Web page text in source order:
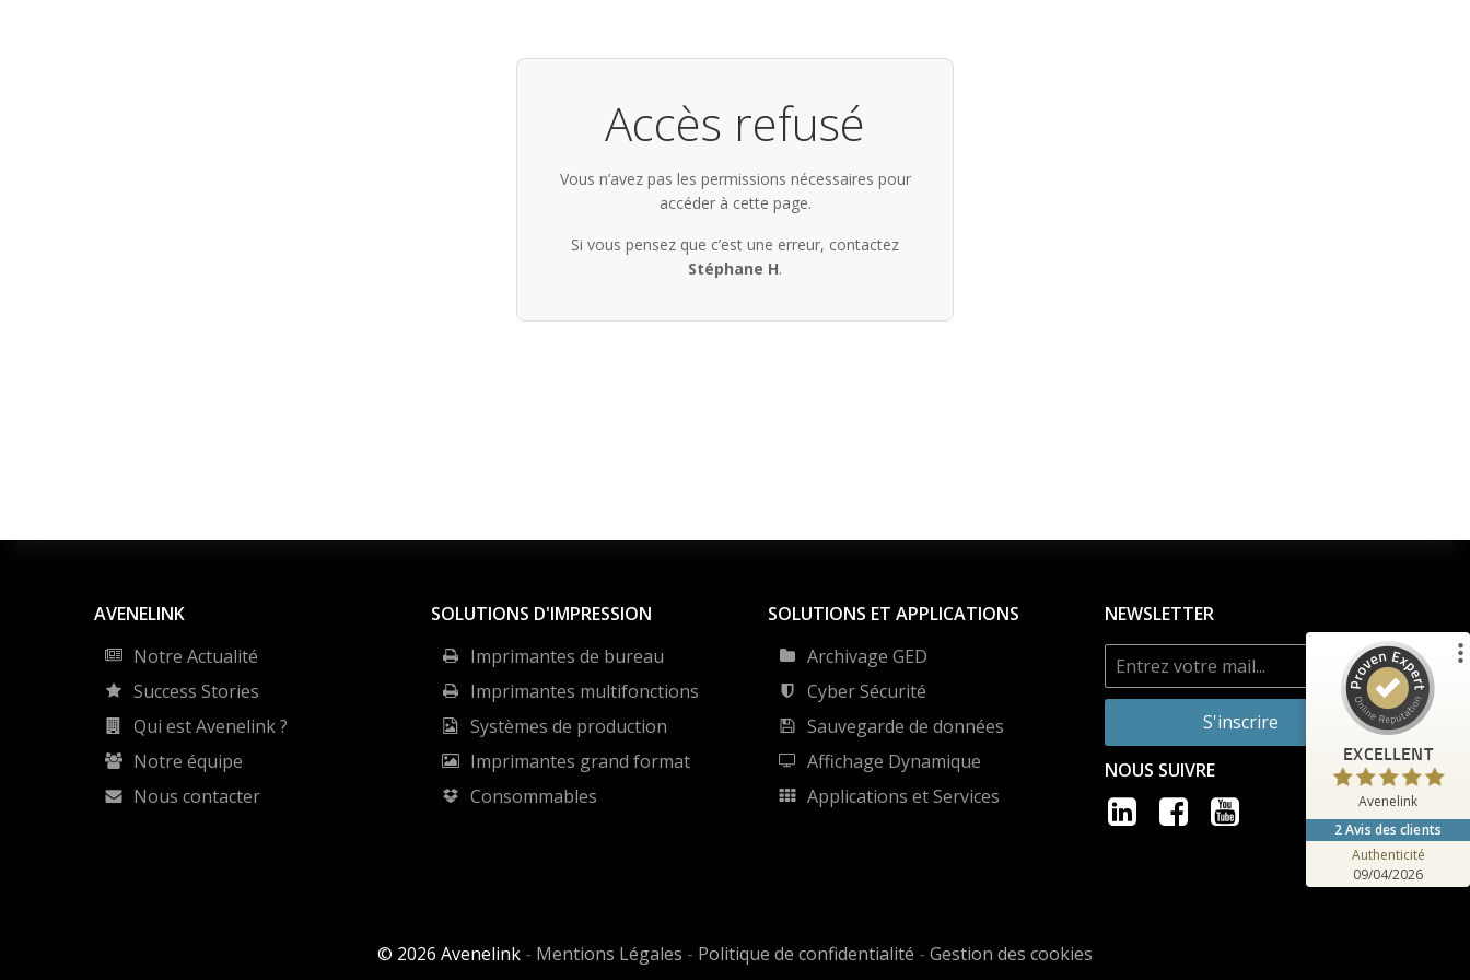
Accès refusé
Vous n’avez pas les permissions nécessaires pour
accéder à cette page.
Si vous pensez que c’est une erreur, contactez
Stéphane H.
AVENELINK
Notre Actualité
Success Stories
Qui est Avenelink ?
Notre équipe
Nous contacter
SOLUTIONS D'IMPRESSION
Imprimantes de bureau
Imprimantes multifonctions
Systèmes de production
Imprimantes grand format
Consommables
SOLUTIONS ET APPLICATIONS
Archivage GED
Cyber Sécurité
Sauvegarde de données
Affichage Dynamique
Applications et Services
NEWSLETTER
S'inscrire
NOUS SUIVRE
© 2026 Avenelink - Mentions Légales - Politique de confidentialité - Gestion des cookies
EXCELLENT
Avenelink
2Avis des clients
Authenticité
09/04/2026
ProvenExpert.com
4.90
/
5.00
Avis sur ProvenExpert.com
Voir le profil
Créez votre propre sceau maintenant
Anonyme
Excellente prise en charge, écoute et
professionnalisme. Notre entreprise
remercie en particulier le technic...